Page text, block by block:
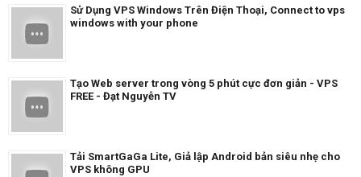
Sử Dụng VPS Windows Trên Điện Thoại, Connect to vps
windows with your phone
Tạo Web server trong vòng 5 phút cực đơn giản - VPS
FREE - Đạt Nguyễn TV
Tải SmartGaGa Lite, Giả lập Android bản siêu nhẹ cho
VPS không GPU